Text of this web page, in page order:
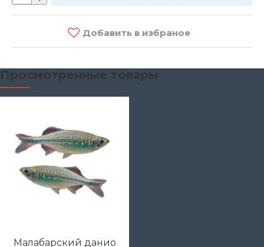
Добавить в избраное
Просмотренные товары
Малабарский данио